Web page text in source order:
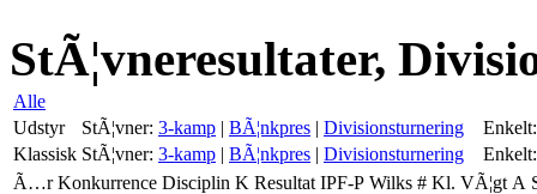
StÃ¦vneresultater,
Alle
Udstyr
StÃ¦vner: 3-kamp | BÃ¦nkpres | Divisionsturnering
Enkelt:
Klassisk StÃ¦vner: 3-kamp | BÃ¦nkpres | Divisionsturnering
Enkelt:
Ã…r Konkurrence Disciplin K Resultat IPF-P Wilks # Kl. VÃ¦gt A